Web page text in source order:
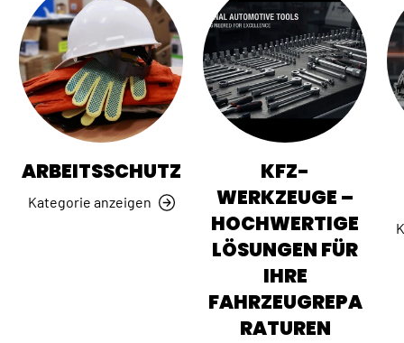
ARBEITSSCHUTZ
Kategorie anzeigen
KFZ-
WERKZEUGE –
HOCHWERTIGE
LÖSUNGEN FÜR
IHRE
FAHRZEUGREPA
RATUREN